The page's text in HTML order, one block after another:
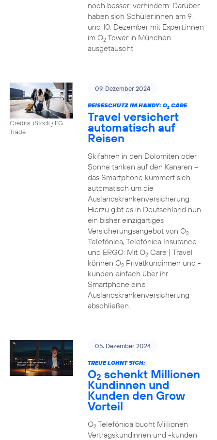
noch besser: verhindern: Darüber
haben sich Schüler:innen am 9.
und 10. Dezember mit Expert:innen
im O2Tower in München
ausgetauscht.
Credits: iStock / FG
Trade
09. Dezember 2024
REISESCHUTZ IM HANDY: O2CARE
Travel versichert
automatisch auf
Reisen
Skifahren in den Dolomiten oder
Sonne tanken auf den Kanaren –
das Smartphone kümmert sich
automatisch um die
Auslandskrankenversicherung.
Hierzu gibt es in Deutschland nun
ein bisher einzigartiges
Versicherungsangebot von O2
Telefónica, Telefónica Insurance
und ERGO: Mit O2Care | Travel
können O2Privatkundinnen und -
kunden einfach über ihr
Smartphone eine
Auslandskrankenversicherung
abschließen.
05. Dezember 2024
TREUE LOHNT SICH:
O2 schenkt Millionen
Kundinnen und
Kunden den Grow
Vorteil
O2Telefónica bucht Millionen
Vertragskundinnen und -kunden